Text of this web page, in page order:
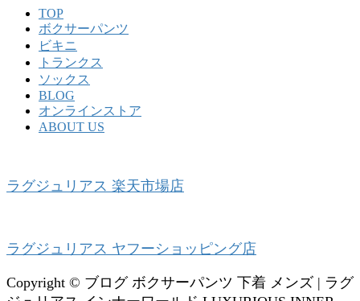
TOP
ボクサーパンツ
ビキニ
トランクス
ソックス
BLOG
オンラインストア
ABOUT US
ラグジュリアス 楽天市場店
ラグジュリアス ヤフーショッピング店
Copyright © ブログ ボクサーパンツ 下着 メンズ | ラグ